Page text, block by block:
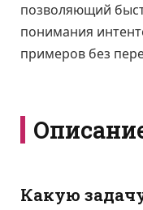
позволяющий
понимания
примеров без
Какую